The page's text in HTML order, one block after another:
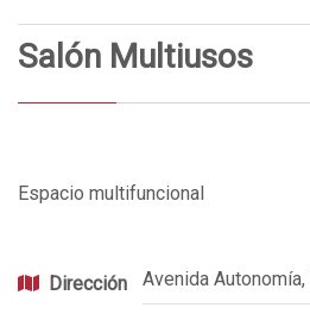
Salón Multiusos
Espacio multifuncional
Dirección Avenida Autonomía,